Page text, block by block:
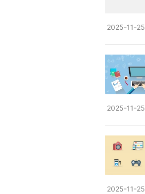
2025-11-25
2025-11-25
2025-11-25